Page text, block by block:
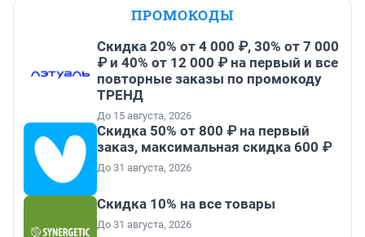
ПРОМОКОДЫ
Скидка 20% от 4 000 ₽, 30% от 7 000
₽ и 40% от 12 000 ₽ на первый и все
повторные заказы по промокоду
ТРЕНД
До 15 августа, 2026
Скидка 50% от 800 ₽ на первый
заказ, максимальная скидка 600 ₽
До 31 августа, 2026
Скидка 10% на все товары
До 31 августа, 2026